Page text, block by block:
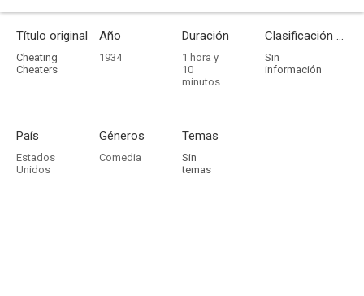
Título original
Cheating
Cheaters
Año
1934
Duración
1 hora y
10
minutos
Clasificación por edades
Sin
información
País
Estados
Unidos
Géneros
Comedia
Temas
Sin
temas